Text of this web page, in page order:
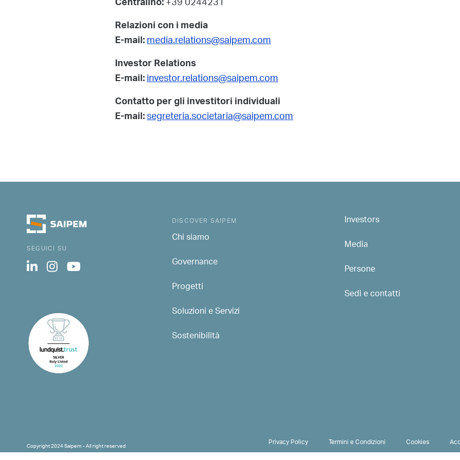
Relazioni con i media
E-mail:media.relations@saipem.com
Investor Relations
E-mail:investor.relations@saipem.com
Contatto per gli investitori individuali
E-mail:segreteria.societaria@saipem.com
SEGUICI SU
DISCOVER SAIPEM
Chi siamo
Governance
Progetti
Soluzioni e Servizi
Sostenibilità
MAIN NAVIGATION
Investors
Media
Persone
Sedi e contatti
Copyright 2024 Saipem - All right reserved PRIVACY & TERMS
Privacy Policy Termini e Condizioni Cookies